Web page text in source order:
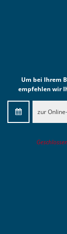
Um bei Ihrem
empfehlen wir
zur
Klicken,